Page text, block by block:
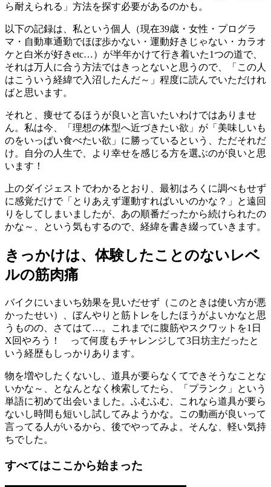
ら耐えられる」方法を探す必要があるのかも。
以下の記録は、私という個人（現在39歳・女性・プログラ
マ・自動車通勤でほぼ歩かない・運動好きじゃない・カラオ
ケと白米が好きetc…）が半年かけて行き着いた1つの道で、
それは万人に合う方法ではきっとないと思うので、「この人
はこういう経緯で入沼したんだ～」程度に読んでいただけれ
ばと思います。
それと、痩せてるほうが良いと言いたいわけではありませ
ん。私は今、「理想の体型へ近づきたい欲」が「美味しいも
のをいっぱい食べたい欲」に勝っているという、ただそれだ
け。自分の人生で、より幸せを感じる方を選ぶのが良いと思
います！
上のダイジェストでわかるとおり、最初はろくに調べもせず
に感覚だけで「とりあえず運動すればいいのかな？」と遠回
りをしてしまいましたが、あの順番だったから続けられたの
かな～、という気もするので、経緯を書き綴っていきます。
きっかけは、体験したことのないレベ
ルの筋肉痛
バイクにいまいち効果を見いだせず（このときは使い方が悪
かったせい）、ぼんやりと筋トレをしたほうがよいかなと思
うものの、さてはて…。これまでに腹筋やスクワットを1日
X回やろう！ って何度もチャレンジして3日坊主だったと
いう経歴もしっかりあります。
物を増やしたくないし、道具が要らなくてできそうなことな
いかな～、となんとなく検索してたら、「プランク」という
単語に初めて出会いました。ふむふむ、これなら道具が要ら
ないし時間も短いし試してみようかな。この動画が良いって
言ってる人がいるから、後でやってみよ。そんな、軽い気持
ちでした。
すべてはここから始まった